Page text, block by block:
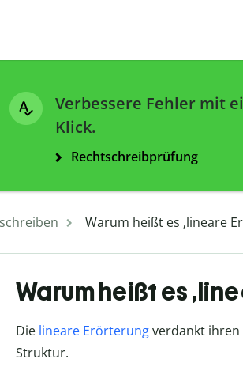
Verbessere Fehler mit
Klick.
Rechtschreibprüfung
Warum heißt es ‚lineare
Warum heißt es
Die lineare Erörterungverdankt ihren
Struktur.